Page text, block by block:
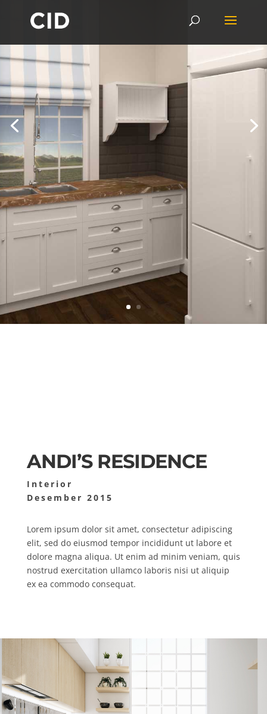
ANDI’S RESIDENCE
Interior
Desember 2015
Lorem ipsum dolor sit amet, consectetur adipiscing
elit, sed do eiusmod tempor incididunt ut labore et
dolore magna aliqua. Ut enim ad minim veniam, quis
nostrud exercitation ullamco laboris nisi ut aliquip
ex ea commodo consequat.